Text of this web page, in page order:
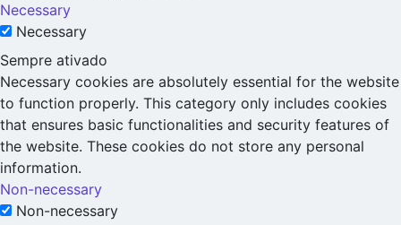
Necessary
Necessary
Sempre ativado
Necessary cookies are absolutely essential for the website
to function properly. This category only includes cookies
that ensures basic functionalities and security features of
the website. These cookies do not store any personal
information.
Non-necessary
Non-necessary